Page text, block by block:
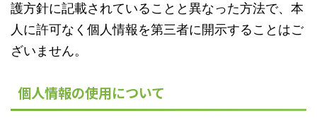
護方針に記載されていることと異なった方法で、本
人に許可なく個人情報を第三者に開示することはご
ざいません。
個人情報の使用について